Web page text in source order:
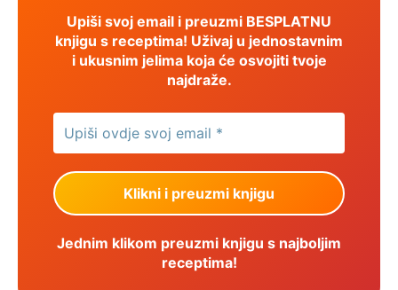
Upiši svoj email i preuzmi BESPLATNU
knjigu s receptima! Uživaj u jednostavnim
i ukusnim jelima koja će osvojiti tvoje
najdraže.
Jednim klikom preuzmi knjigu s najboljim
receptima!